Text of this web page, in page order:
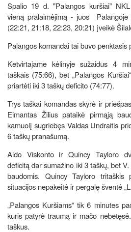
Spalio 19 d. "Palangos kuršiai"
vieną pralaimėjimą - juos Palangoje
(22:21, 21:18, 22:23, 20:21) įveikė
Palangos komandai tai buvo penktasis
Ketvirtajame kėlinyje sužaidus 4
taškais (75:66), bet „Palangos
priartėti iki 3 taškų deficito (74:77).
Trys taškai komandas skyrė ir
Eimantas Žilius pataikė pirmąją
kamuolį sugriebęs Valdas Undraitis
6 taškų pranašumą.
Aido Viskonto ir Quincy Tayloro
deficitą dar sumažino iki 3 taškų, bet
baudomis. Quincy Tayloro tritaškis
situacijos nepakeitė ir pergalę šventė
„Palangos Kuršiams“ tik 6 minutes
kuris patyrė traumą ir mačo
taškus.